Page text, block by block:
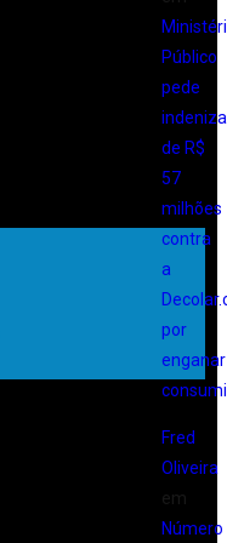
Público
pede
de R$
57
milhões
contra
a
por
enganar
Fred
Oliveira
em
Número